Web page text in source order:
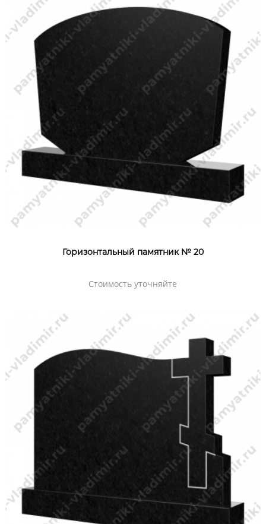
Горизонтальный памятник № 20
Стоимость уточняйте